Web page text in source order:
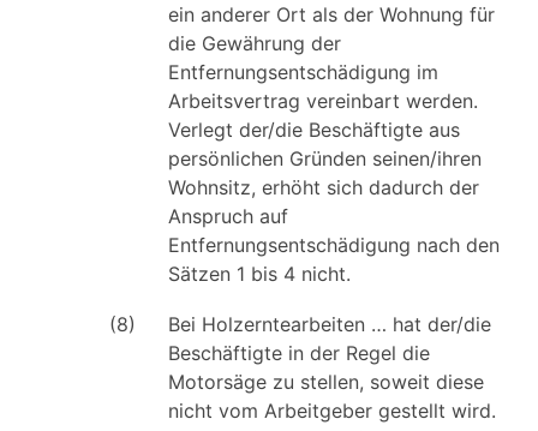
ein anderer Ort als der Wohnung für
die Gewährung der
Entfernungsentschädigung im
Arbeitsvertrag vereinbart werden.
Verlegt der/die Beschäftigte aus
persönlichen Gründen seinen/ihren
Wohnsitz, erhöht sich dadurch der
Anspruch auf
Entfernungsentschädigung nach den
Sätzen 1 bis 4 nicht.
(8)
Bei Holzerntearbeiten … hat der/die
Beschäftigte in der Regel die
Motorsäge zu stellen, soweit diese
nicht vom Arbeitgeber gestellt wird.